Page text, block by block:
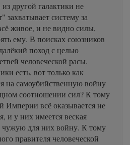
другой галактики не
захватывает систему за
живое, и не видно силы,
ему. В поисках союзников
поход с целью
человеческой расы.
есть, вот только как
на самоубийственную войну
соотношении сил? К тому
Империи всё оказывается не
и у них имеется веская
чужую для них войну. К тому
правителя человеческой